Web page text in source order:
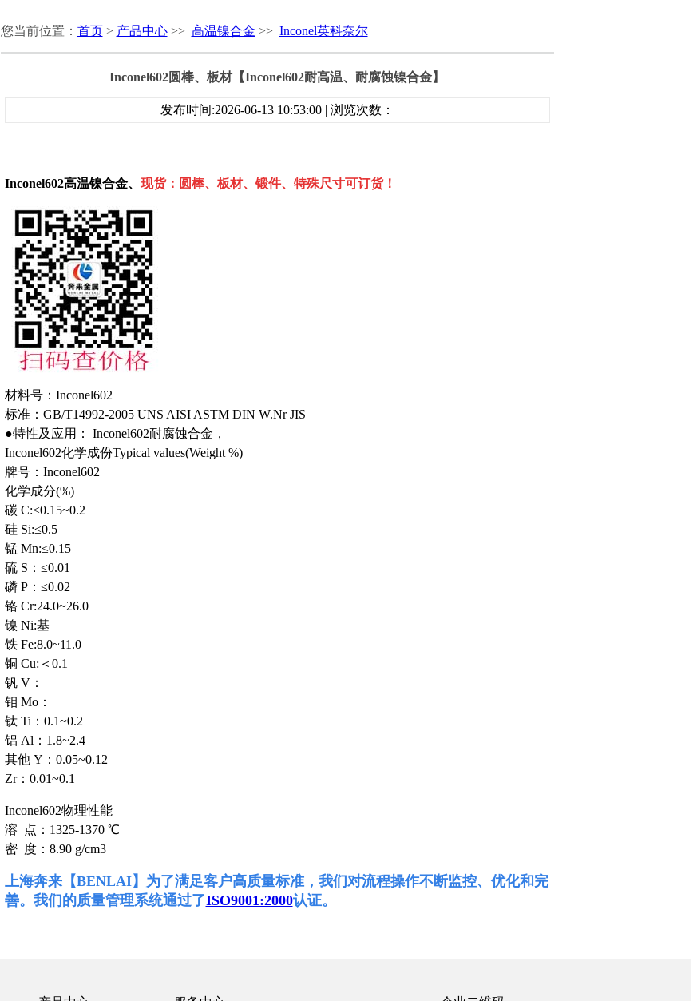
您当前位置： 首页> 产品中心>> 高温镍合金 >> Inconel英科奈尔
Inconel602圆棒、板材【Inconel602耐高温、耐腐蚀镍合金】
发布时间:2026-06-13 10:53:00 | 浏览次数：
Inconel602高温镍合金、 现货：圆棒、板材、锻件、特殊尺寸可订货！
材料号：Inconel602
标准：GB/T14992-2005 UNS AISI ASTM DIN W.Nr JIS
●特性及应用： Inconel602耐腐蚀合金，
Inconel602化学成份Typical values(Weight %)
牌号：Inconel602
化学成分(%)
碳 C:≤0.15~0.2
硅 Si:≤0.5
锰 Mn:≤0.15
硫 S：≤0.01
磷 P：≤0.02
铬 Cr:24.0~26.0
镍 Ni:基
铁 Fe:8.0~11.0
铜 Cu:＜0.1
钒 V：
钼 Mo：
钛 Ti：0.1~0.2
铝 Al：1.8~2.4
其他 Y：0.05~0.12
Zr：0.01~0.1
Inconel602物理性能
溶 点：1325-1370 ℃
密 度：8.90 g/cm3
上海奔来【BENLAI】为了满足客户高质量标准， 我们对流程操作不断监控、优化和完
善。我们的质量管理系统通过了ISO9001:2000认证。